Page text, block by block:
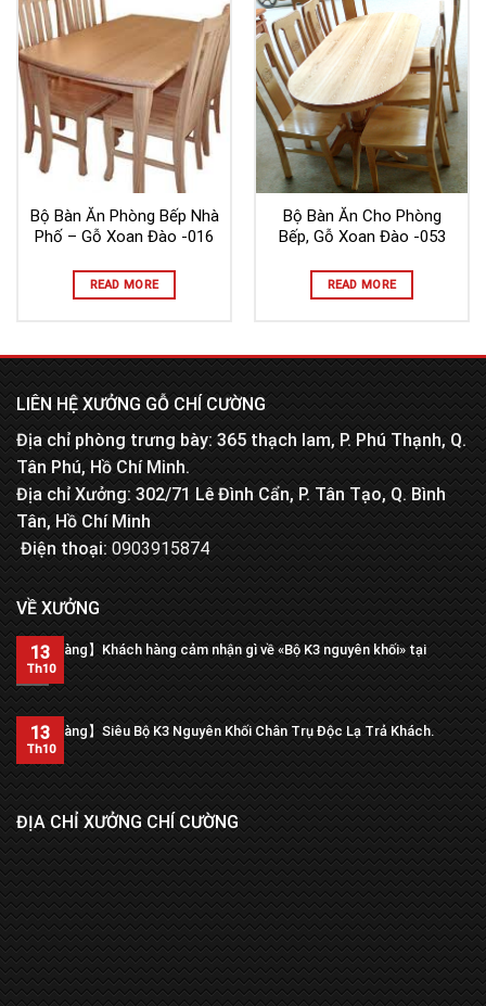
Bộ Bàn Ăn Phòng Bếp Nhà
Phố – Gỗ Xoan Đào -016
READ MORE
Bộ Bàn Ăn Cho Phòng
Bếp, Gỗ Xoan Đào -053
READ MORE
LIÊN HỆ XƯỞNG GỖ CHÍ CƯỜNG
Địa chỉ phòng trưng bày: 365 thạch lam, P. Phú Thạnh, Q.
Tân Phú, Hồ Chí Minh.
Địa chỉ Xưởng: 302/71 Lê Đình Cẩn, P. Tân Tạo, Q. Bình
Tân, Hồ Chí Minh
Điện thoại:0903915874
VỀ XƯỞNG
【Trả hàng】Khách hàng cảm nhận gì về «Bộ K3 nguyên khối» tại
xưởng?
13
Th10
【Trả hàng】Siêu Bộ K3 Nguyên Khối Chân Trụ Độc Lạ Trả Khách.
13
Th10
ĐỊA CHỈ XƯỞNG CHÍ CƯỜNG